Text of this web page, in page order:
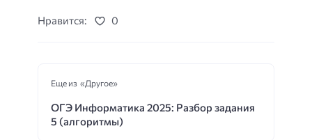
Нравится: 0
Еще из «Другое»
ОГЭ Информатика 2025: Разбор задания
5 (алгоритмы)